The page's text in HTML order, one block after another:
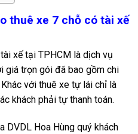
thuê xe 7 chỗ có tài xế
xế tại TPHCM là dịch vụ
giá trọn gói đã bao gồm chi
với thuê xe tự lái chỉ là
khách phải tự thanh toán.
DVDL Hoa Hùng quý khách